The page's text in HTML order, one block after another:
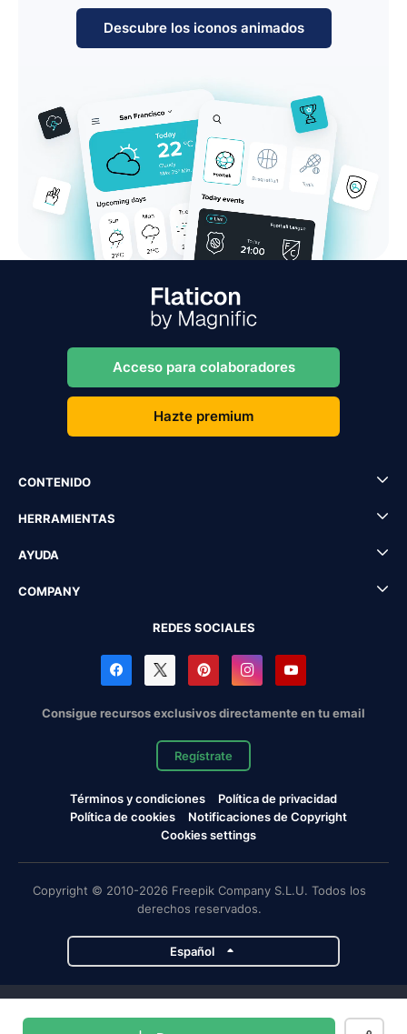
Descubre los iconos animados
Acceso para colaboradores
Hazte premium
CONTENIDO
HERRAMIENTAS
AYUDA
COMPANY
REDES SOCIALES
Consigue recursos exclusivos directamente en tu email
Regístrate
Términos y condiciones
Política de privacidad
Política de cookies
Notificaciones de Copyright
Cookies settings
Copyright © 2010-2026 Freepik Company S.L.U. Todos los
derechos reservados.
Español